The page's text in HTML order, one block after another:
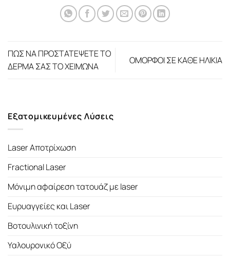
ΠΩΣ ΝΑ ΠΡΟΣΤΑΤΕΨΕΤΕ ΤΟ
ΔΕΡΜΑ ΣΑΣ ΤΟ ΧΕΙΜΩΝΑ
ΟΜΟΡΦΟΙ ΣΕ ΚΑΘΕ ΗΛΙΚΙΑ
Εξατομικευμένες Λύσεις
Laser Αποτρίχωση
Fractional Laser
Μόνιμη αφαίρεση τατουάζ με laser
Ευρυαγγείες και Laser
Βοτουλινική τοξίνη
Υαλουρονικό Οξύ